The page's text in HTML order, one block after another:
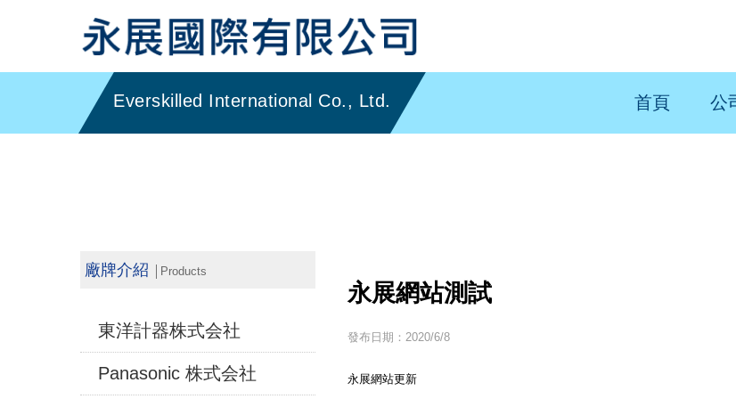
首頁 公
廠牌介紹 │Products
東洋計器株式会社
Panasonic 株式会社
永展網站測試
發布日期：2020/6/8
永展網站更新